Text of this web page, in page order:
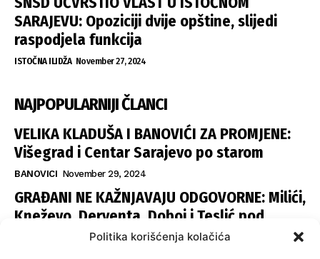
Politika korišćenja kolačića
SARAJEVU: Opoziciji dvije opštine, slijedi
raspodjela funkcija
ISTOČNA ILIDŽA November 27, 2024
NAJPOPULARNIJI ČLANCI
VELIKA KLADUŠA I BANOVIĆI ZA PROMJENE:
Višegrad i Centar Sarajevo po starom
BANOVICI November 29, 2024
GRAĐANI NE KAŽNJAVAJU ODGOVORNE: Milići,
Kneževo, Derventa, Doboj i Teslić pod
šapom istih stranaka